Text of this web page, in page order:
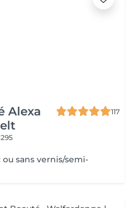
Alexa
117
sans vernis/semi-